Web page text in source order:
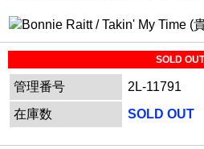
SOLD OUT
管理番号
2L-11791
在庫数
SOLD OUT